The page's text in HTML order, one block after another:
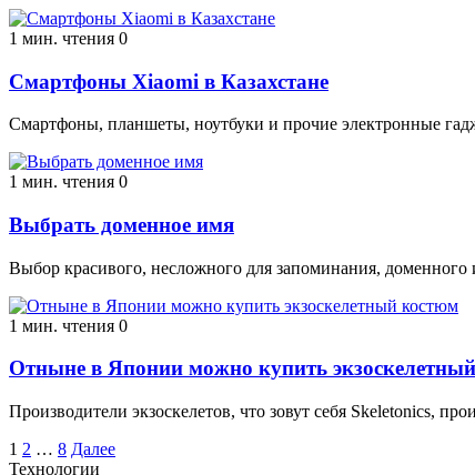
1 мин. чтения 0
Смартфоны Xiaomi в Казахстане
Смартфоны, планшеты, ноутбуки и прочие электронные
1 мин. чтения 0
Выбрать доменное имя
Выбор красивого, несложного для запоминания,
1 мин. чтения 0
Отныне в Японии можно купить
Производители экзоскелетов, что зовут себя Skeletonics,
Пагинация
1 2 … 8 Далее
Технологии